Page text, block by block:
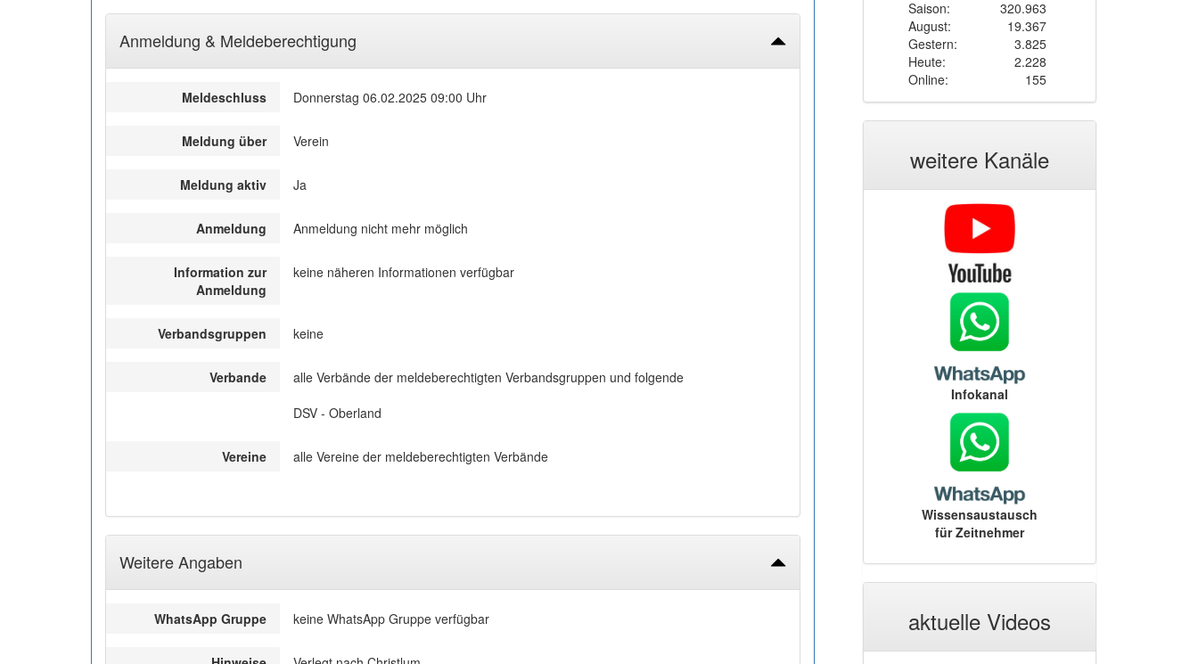
Anmeldung & Meldeberechtigung
Meldeschluss Donnerstag 06.02.2025 09:00 Uhr
Meldung über Verein
Meldung aktiv Ja
Anmeldung Anmeldung nicht mehr möglich
Information zur
Anmeldung
keine näheren Informationen verfügbar
Verbandsgruppen keine
Verbande
alle Verbände der meldeberechtigten Verbandsgruppen und folgende
DSV - Oberland
Vereine alle Vereine der meldeberechtigten Verbände
Weitere Angaben
WhatsApp Gruppe keine WhatsApp Gruppe verfügbar
Saison:
320.963
August:
19.367
Gestern:
3.825
Heute:
2.228
Online:
155
weitere Kanäle
Infokanal
Wissensaustausch
für Zeitnehmer
aktuelle Videos